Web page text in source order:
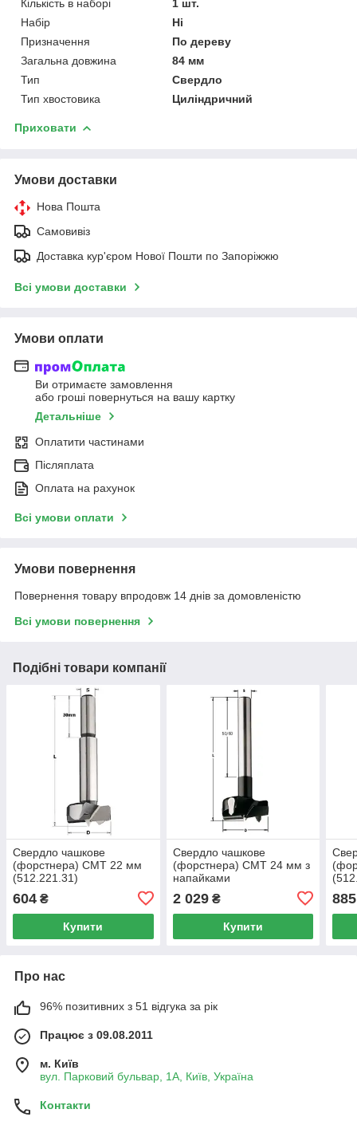
Кількість в наборі
1 шт.
Набір
Ні
Призначення
По дереву
Загальна довжина
84 мм
Тип
Свердло
Тип хвостовика
Циліндричний
Приховати
Умови доставки
Нова Пошта
Самовивіз
Доставка кур'єром Нової Пошти по Запоріжжю
Всі умови доставки
Умови оплати
Ви отримаєте замовлення
або гроші повернуться на вашу картку
Детальніше
Оплатити частинами
Післяплата
Оплата на рахунок
Всі умови оплати
Умови повернення
Повернення товару впродовж 14 днів за домовленістю
Всі умови повернення
Подібні товари компанії
Свердло чашкове
(форстнера) CMT 22 мм
(512.221.31)
604 ₴
Купити
Свердло чашкове
(форстнера) CMT 24 мм з
напайками
2 029₴
Купити
885
Про нас
96% позитивних з 51 відгука за рік
Працює з 09.08.2011
м. Київ
вул. Парковий бульвар, 1А, Київ, Україна
Контакти